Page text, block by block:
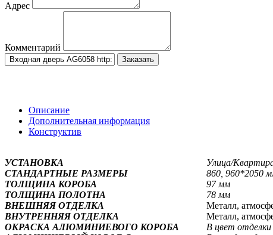
Адрес
Комментарий
Заказать
Описание
Дополнительная информация
Конструктив
УСТАНОВКА
Улица/
СТАНДАРТНЫЕ РАЗМЕРЫ
860, 960*2050
ТОЛЩИНА КОРОБА
97 мм
ТОЛЩИНА ПОЛОТНА
78 мм
ВНЕШНЯЯ ОТДЕЛКА
Металл,
ВНУТРЕННЯЯ ОТДЕЛКА
Металл,
ОКРАСКА АЛЮМИНИЕВОГО КОРОБА
В цвет отделки